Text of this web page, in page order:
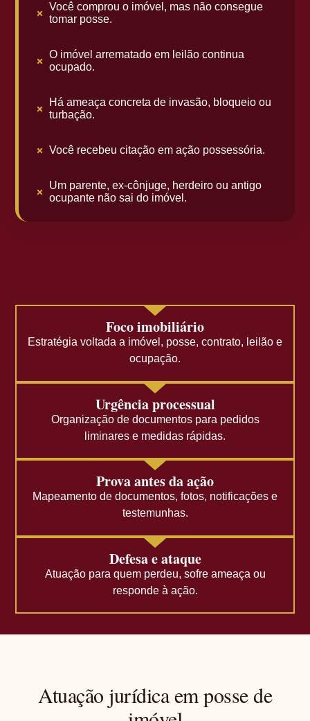
Você comprou o imóvel, mas não consegue
tomar posse.
O imóvel arrematado em leilão continua
ocupado.
Há ameaça concreta de invasão, bloqueio ou
turbação.
Você recebeu citação em ação possessória.
Um parente, ex-cônjuge, herdeiro ou antigo
ocupante não sai do imóvel.
Foco imobiliário
Estratégia voltada a imóvel, posse, contrato, leilão e
ocupação.
Urgência processual
Organização de documentos para pedidos
liminares e medidas rápidas.
Prova antes da ação
Mapeamento de documentos, fotos, notificações e
testemunhas.
Defesa e ataque
Atuação para quem perdeu, sofre ameaça ou
responde à ação.
Atuação jurídica em posse de